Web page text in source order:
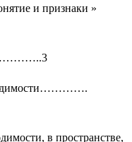
и признаки »
в пространстве,